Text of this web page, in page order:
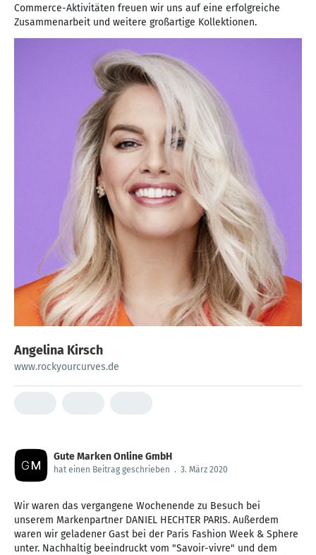
Commerce-Aktivitäten freuen wir uns auf eine erfolgreiche
Zusammenarbeit und weitere großartige Kollektionen.
Angelina Kirsch
www.rockyourcurves.de
Gute Marken Online GmbH
hat einen Beitrag geschrieben . 3. März 2020
Wir waren das vergangene Wochenende zu Besuch bei
unserem Markenpartner DANIEL HECHTER PARIS. Außerdem
waren wir geladener Gast bei der Paris Fashion Week & Sphere
unter. Nachhaltig beeindruckt vom "Savoir-vivre" und dem